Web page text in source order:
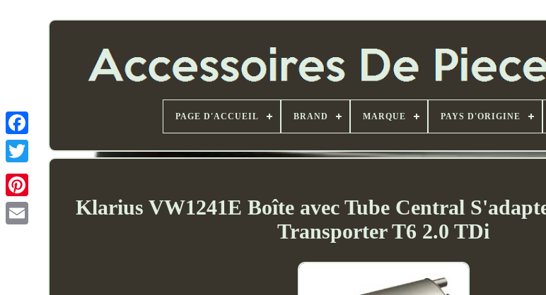
PAGE D'ACCUEIL BRAND MARQUE PAYS D'ORIGINE
Klarius VW1241E Boîte avec Tube Central
Transporter T6 2.0 TDi